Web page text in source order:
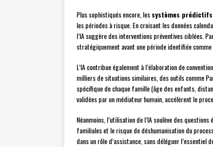
Plus sophistiqués encore, lessystèmes prédictifs
les périodes à risque. En croisant les données
l’IA suggère des interventions préventives ciblées.
stratégiquement avant une période identifiée
L’IA contribue également à l’élaboration de
milliers de situations similaires, des outils comme
spécifique de chaque famille (âge des enfants,
validées par un médiateur humain, accélèrent le
Néanmoins, l’utilisation de l’IA soulève des
familiales et le risque de déshumanisation du
dans un rôle d’assistance, sans déléguer l’essentiel